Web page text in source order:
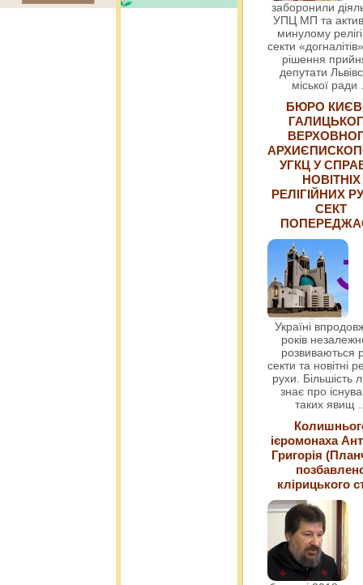
заборонили
УПЦ МП та
минулому
секти
рішення
депутати
міської ради
БЮРО
УГКЦ У
НОВІТНІХ
РЕЛІГІЙНИХ
СЕКТ
Україні
років
розвиваються
секти та новітні
рухи. Більшість
знає про
таких явищ
ієромонаха
Григорія
клірицького